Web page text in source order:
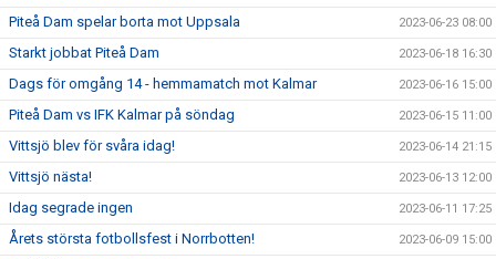
Piteå Dam spelar borta mot Uppsala 2023-06-23 08:00
Starkt jobbat Piteå Dam 2023-06-18 16:30
Dags för omgång 14 - hemmamatch mot Kalmar 2023-06-16 15:00
Piteå Dam vs IFK Kalmar på söndag 2023-06-15 11:00
Vittsjö blev för svåra idag! 2023-06-14 21:15
Vittsjö nästa! 2023-06-13 12:00
Idag segrade ingen 2023-06-11 17:25
Årets största fotbollsfest i Norrbotten! 2023-06-09 15:00